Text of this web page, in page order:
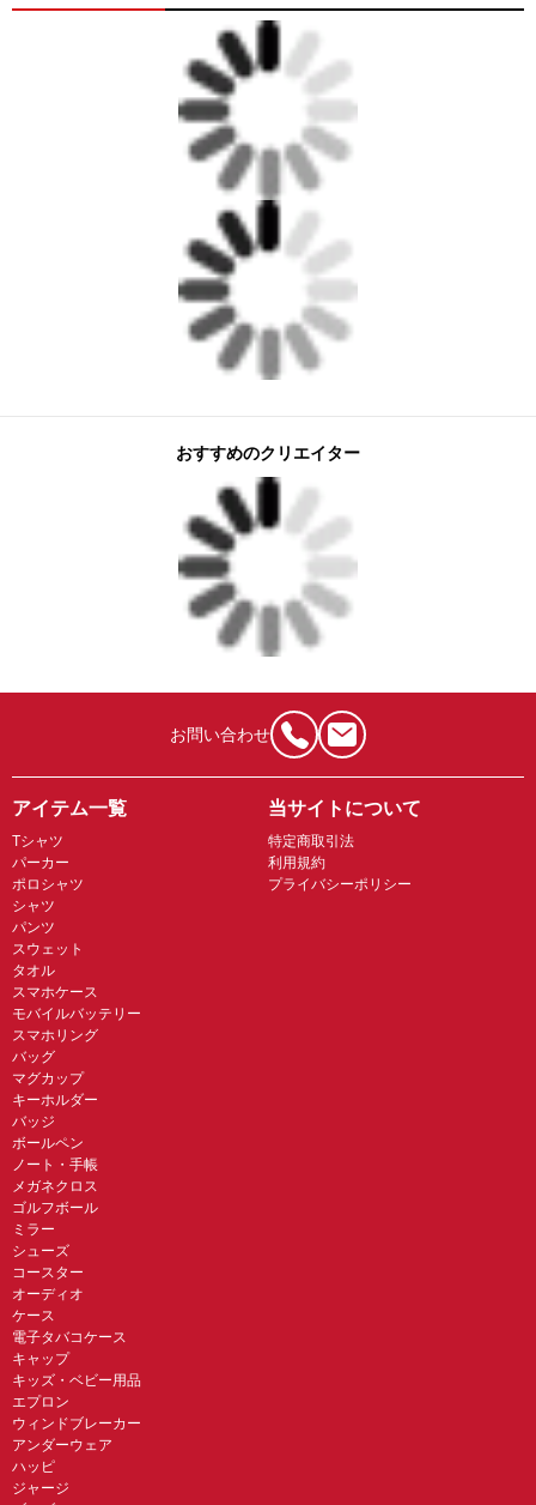
おすすめのクリエイター
お問い合わせ
アイテム一覧
Tシャツ
パーカー
ポロシャツ
シャツ
パンツ
スウェット
タオル
スマホケース
モバイルバッテリー
スマホリング
バッグ
マグカップ
キーホルダー
バッジ
ボールペン
ノート・手帳
メガネクロス
ゴルフボール
ミラー
シューズ
コースター
オーディオ
ケース
電子タバコケース
キャップ
キッズ・ベビー用品
エプロン
ウィンドブレーカー
アンダーウェア
ハッピ
ジャージ
当サイトについて
特定商取引法
利用規約
プライバシーポリシー